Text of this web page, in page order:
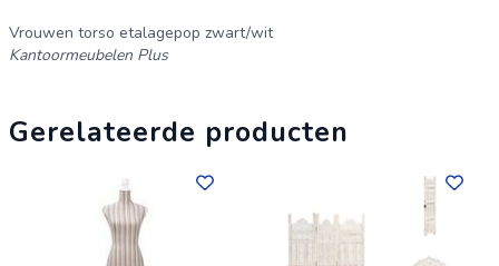
Vrouwen torso etalagepop zwart/wit
Kantoormeubelen Plus
Gerelateerde producten